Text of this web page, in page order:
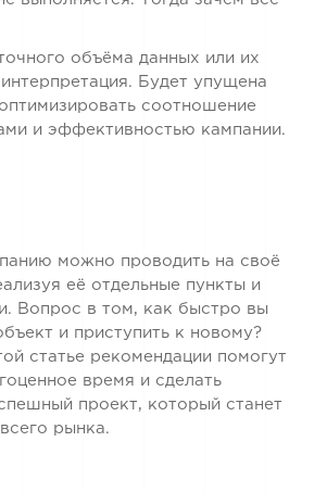
объёма данных или их
Будет упущена
соотношение
и эффективностью кампании.
можно проводить на своё
её отдельные пункты и
Вопрос в том, как быстро вы
и приступить к новому?
статье рекомендации помогут
время и сделать
проект, который станет
рынка.